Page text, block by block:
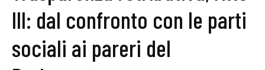
III: dal confronto con le parti
sociali ai pareri del